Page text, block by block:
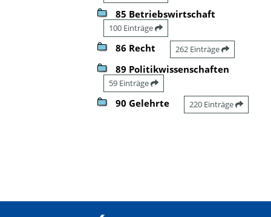
85 Betriebswirtschaft
100 Einträge
86 Recht 262 Einträge
89 Politikwissenschaften
59 Einträge
90 Gelehrte 220 Einträge